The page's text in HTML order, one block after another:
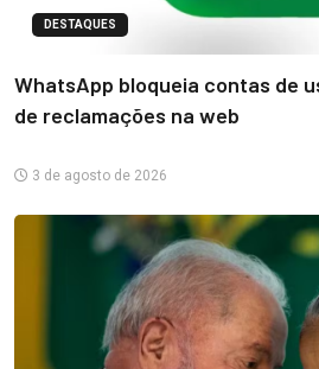
DESTAQUES
WhatsApp bloqueia contas de
de reclamações na web
3 de agosto de 2026